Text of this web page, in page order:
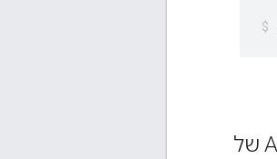
מגדירים שממשק המשתמש של Edge ישתמש ב-TLS כדי לגשת ממשק ה-API של